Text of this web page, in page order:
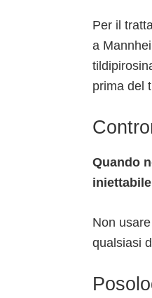
Per il
a
prima del
Quando
Non
qualsiasi